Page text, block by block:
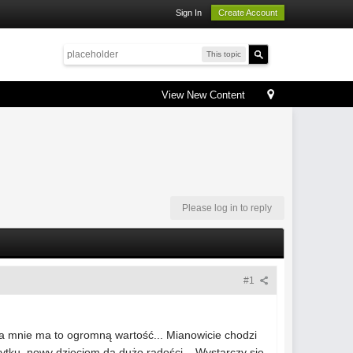
Sign In Create Account
This topic
View New Content
Please log in to reply
#1
mnie ma to ogromną wartość... Mianowicie chodzi